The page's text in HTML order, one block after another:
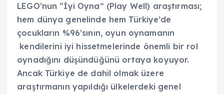
LEGO’nun “İyi Oyna” (Play Well) araştırması;
hem dünya genelinde hem Türkiye’de
çocukların %96’sının, oyun oynamanın
kendilerini iyi hissetmelerinde önemli bir rol
oynadığını düşündüğünü ortaya koyuyor.
Ancak Türkiye de dahil olmak üzere
araştırmanın yapıldığı ülkelerdeki genel